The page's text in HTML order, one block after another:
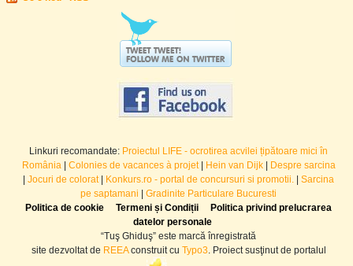
Linkuri recomandate: Proiectul LIFE - ocrotirea acvilei țipătoare mici în
România| Colonies de vacances à projet| Hein van Dijk|
Despre sarcina
Jocuri de colorat Konkurs.ro - portal de concursuri si promotii.
Sarcina
pe saptamani
Gradinite Particulare Bucuresti
Politica de cookie
Termeni și Condiții
Politica privind prelucrarea
datelor personale
“Tuş Ghiduş” este marcă înregistrată
site dezvoltat de REEAconstruit cu Typo3. Proiect susţinut de portalul